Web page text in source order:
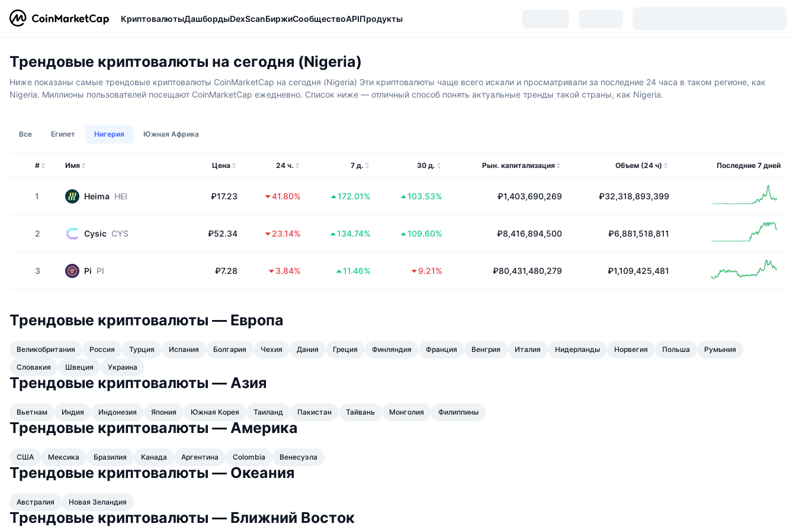
КриптовалютыДашбордыDexScanБиржиСообществоAPIПродукты
Трендовые криптовалюты на сегодня (Nigeria)
Ниже показаны самые трендовые криптовалюты CoinMarketCap на сегодня (Nigeria) Эти криптовалюты чаще всего искали и просматривали за последние 24 часа в таком регионе, как
Nigeria. Миллионы пользователей посещают CoinMarketCap ежедневно. Список ниже — отличный способ понять актуальные тренды такой страны, как Nigeria.
Все Египет Нигерия Южная Африка
# Имя Цена 24 ч. 7 д. 30 д. Рын. капитализация Объем (24 ч) Последние 7 дней
1 Heima HEI ₽17.23 41.80% 172.01% 103.53% ₽1,403,690,269 ₽32,318,893,399
2 Cysic CYS ₽52.34 23.14% 134.74% 109.60% ₽8,416,894,500 ₽6,881,518,811
3 Pi PI ₽7.28 3.84% 11.46% 9.21% ₽80,431,480,279 ₽1,109,425,481
Трендовые криптовалюты — Европа
Великобритания Россия Турция Испания Болгария Чехия Дания Греция Финляндия Франция Венгрия Италия Нидерланды Норвегия Польша
Румыния
Словакия
Швеция Украина
Трендовые криптовалюты — Азия
Вьетнам Индия Индонезия Япония Южная Корея Таиланд Пакистан Тайвань Монголия Филиппины
Трендовые криптовалюты — Америка
США Мексика Бразилия Канада Аргентина Colombia Венесуэла
Трендовые криптовалюты — Океания
Австралия Новая Зеландия
Трендовые криптовалюты — Ближний Восток